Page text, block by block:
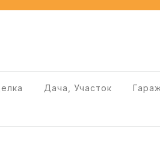
Дача, Участок